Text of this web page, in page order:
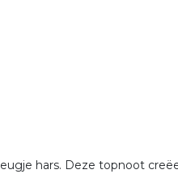
hars. Deze topnoot